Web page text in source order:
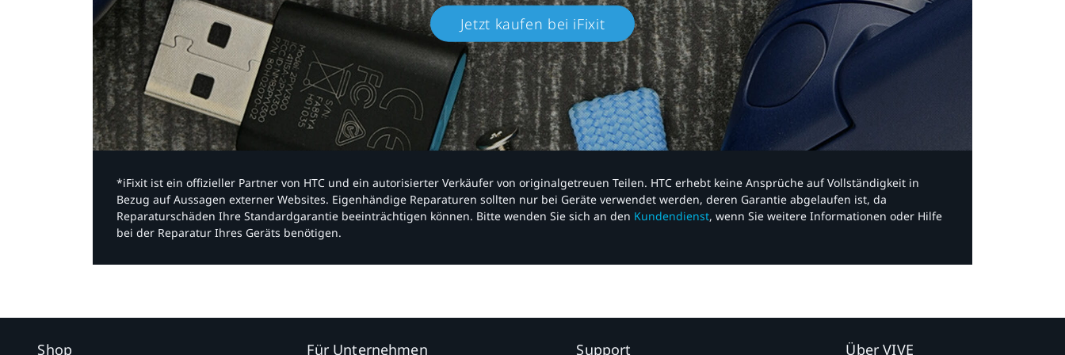
Jetzt kaufen bei iFixit​
*iFixit ist ein offizieller Partner von HTC und ein autorisierter Verkäufer von originalgetreuen Teilen. HTC erhebt keine Ansprüche auf Vollständigkeit in
Bezug auf Aussagen externer Websites. Eigenhändige Reparaturen sollten nur bei Geräte verwendet werden, deren Garantie abgelaufen ist, da
Reparaturschäden Ihre Standardgarantie beeinträchtigen können. Bitte wenden Sie sich an den Kundendienst, wenn Sie weitere Informationen oder Hilfe
bei der Reparatur Ihres Geräts benötigen.​
Shop Für Unternehmen Support Über VIVE